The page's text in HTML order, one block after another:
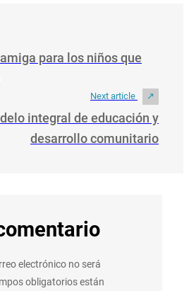
para los niños que
Next article
integral de educación y
desarrollo comunitario
electrónico no será
obligatorios están